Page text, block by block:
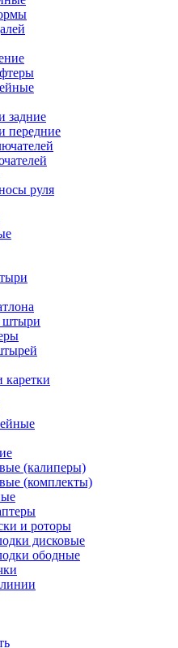
задние
передние
руля
штыри
(калиперы)
(комплекты)
и роторы
дисковые
ободные